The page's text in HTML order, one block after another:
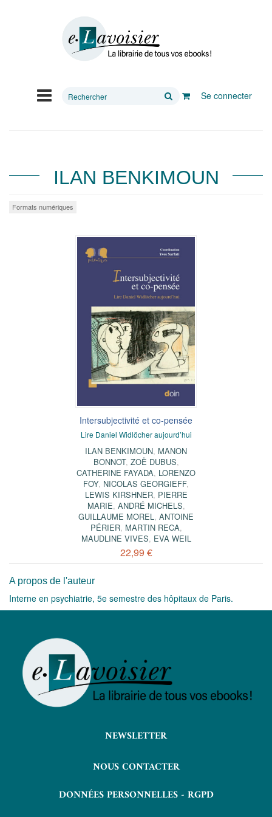
Rechercher
Se connecter
ILAN BENKIMOUN
Formats numériques
Intersubjectivité et co-pensée
Lire Daniel Widlöcher aujourd’hui
ILAN BENKIMOUN, MANON
BONNOT, ZOË DUBUS,
CATHERINE FAYADA, LORENZO
FOY, NICOLAS GEORGIEFF,
LEWIS KIRSHNER, PIERRE
MARIE, ANDRÉ MICHELS,
GUILLAUME MOREL, ANTOINE
PÉRIER, MARTIN RECA,
MAUDLINE VIVES, EVA WEIL
22,99 €
A propos de l'auteur
Interne en psychiatrie, 5e semestre des hôpitaux de Paris.
NEWSLETTER
NOUS CONTACTER
DONNÉES PERSONNELLES - RGPD